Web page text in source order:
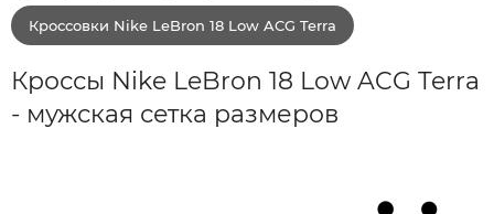
Кроссовки Nike LeBron 18 Low ACG Terra
Кроссы Nike LeBron 18 Low ACG Terra
- мужская сетка размеров